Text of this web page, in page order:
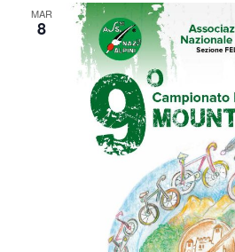
MAR
8